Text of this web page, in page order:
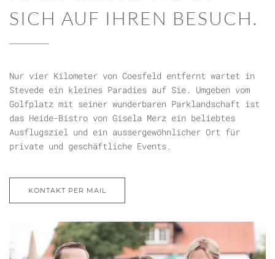
SICH AUF IHREN BESUCH.
Nur vier Kilometer von Coesfeld entfernt wartet in
Stevede ein kleines Paradies auf Sie. Umgeben vom
Golfplatz mit seiner wunderbaren Parklandschaft ist
das Heide-Bistro von Gisela Merz ein beliebtes
Ausflugsziel und ein aussergewöhnlicher Ort für
private und geschäftliche Events.
KONTAKT PER MAIL